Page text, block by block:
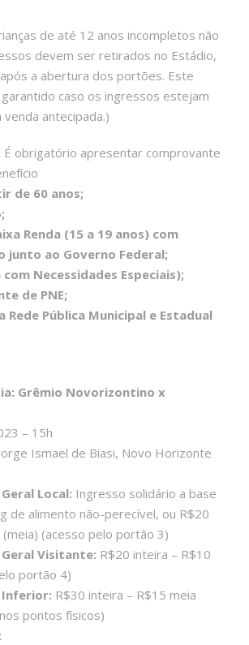
de até 12 anos incompletos não
devem ser retirados no Estádio,
a abertura dos portões. Este
caso os ingressos estejam
antecipada.)
É obrigatório apresentar comprovante
de 60 anos;
Renda (15 a 19 anos) com
junto ao Governo Federal;
com Necessidades Especiais);
de PNE;
Rede Pública Municipal e Estadual
Grêmio Novorizontino x
– 15h
Ismael de Biasi, Novo Horizonte
Local: Ingresso solidário a base
de alimento não-perecível, ou R$20
(acesso pelo portão 3)
Visitante: R$20 inteira – R$10
portão 4)
Inferior: R$30 inteira – R$15 meia
pontos físicos)